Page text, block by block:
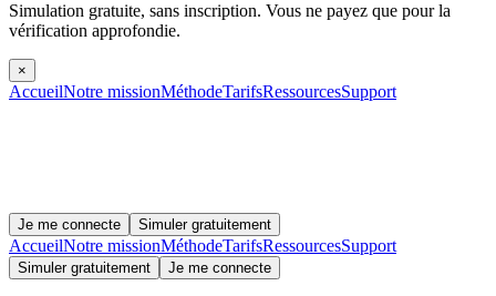
Simulation gratuite, sans inscription. Vous ne payez que pour la
vérification approfondie.
×
AccueilNotre missionMéthodeTarifsRessourcesSupport
Je me connecte Simuler gratuitement
AccueilNotre missionMéthodeTarifsRessourcesSupport
Simuler gratuitement Je me connecte